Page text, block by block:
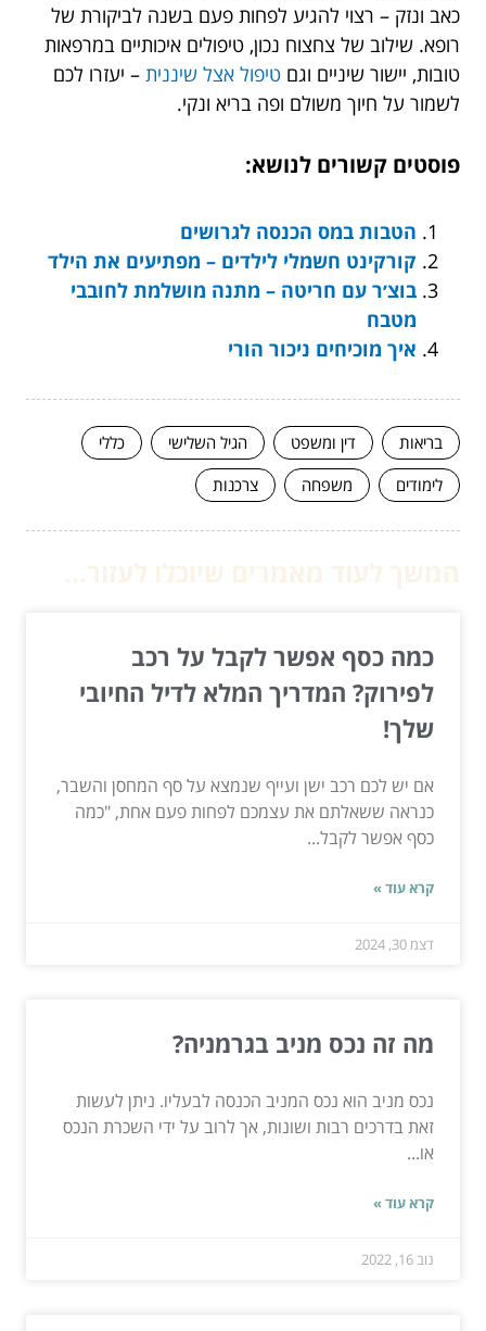
כאב ונזק – רצוי להגיע לפחות פעם בשנה לביקורת של
רופא. שילוב של צחצוח נכון, טיפולים איכותיים במרפאות
טובות, יישור שיניים וגם טיפול אצל שיננית – יעזרו לכם
לשמור על חיוך משולם ופה בריא ונקי.
פוסטים קשורים לנושא:
הטבות במס הכנסה לגרושים
קורקינט חשמלי לילדים – מפתיעים את הילד
בוצ׳ר עם חריטה – מתנה מושלמת לחובבי
מטבח
איך מוכיחים ניכור הורי
בריאות דין ומשפט הגיל השלישי
כללי
לימודים
משפחה צרכנות
כמה כסף אפשר לקבל על רכב
לפירוק? המדריך המלא לדיל החיובי
שלך!
אם יש לכם רכב ישן ועייף שנמצא על סף המחסן והשבר,
כנראה ששאלתם את עצמכם לפחות פעם אחת, "כמה
כסף אפשר לקבל...
קרא עוד »
דצמ 30, 2024
מה זה נכס מניב בגרמניה?
נכס מניב הוא נכס המניב הכנסה לבעליו. ניתן לעשות
זאת בדרכים רבות ושונות, אך לרוב על ידי השכרת הנכס
או...
קרא עוד »
נוב 16, 2022